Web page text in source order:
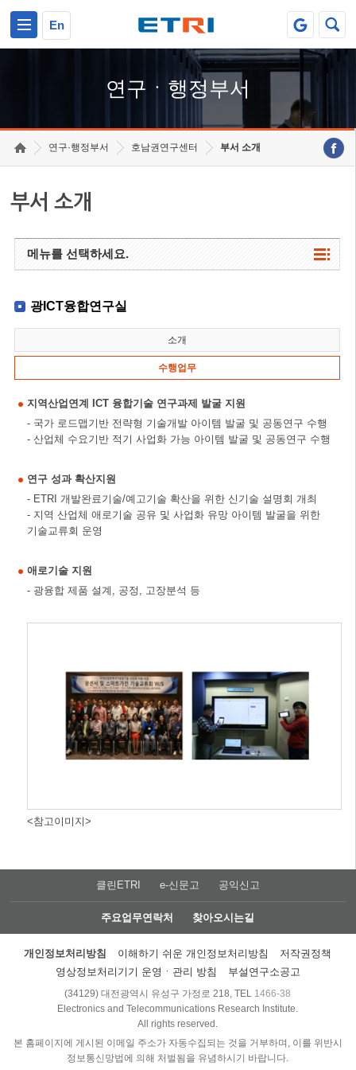
En
연구ㆍ행정부서
연구·행정부서 호남권연구센터 부서 소개
부서 소개
메뉴를 선택하세요.
광ICT융합연구실
소개
수행업무
지역산업연계 ICT 융합기술 연구과제 발굴 지원
- 국가 로드맵기반 전략형 기술개발 아이템 발굴 및 공동연구 수행
- 산업체 수요기반 적기 사업화 가능 아이템 발굴 및 공동연구 수행
연구 성과 확산지원
- ETRI 개발완료기술/예고기술 확산을 위한 신기술 설명회 개최
- 지역 산업체 애로기술 공유 및 사업화 유망 아이템 발굴을 위한
기술교류회 운영
애로기술 지원
- 광융합 제품 설계, 공정, 고장분석 등
<참고이미지>
클린ETRI e-신문고 공익신고
주요업무연락처 찾아오시는길
개인정보처리방침 이해하기 쉬운 개인정보처리방침
저작권정책
영상정보처리기기 운영ㆍ관리 방침
부설연구소공고
(34129) 대전광역시 유성구 가정로 218, TEL 1466-38
Electronics and Telecommunications Research Institute.
All rights reserved.
본 홈페이지에 게시된 이메일 주소가 자동수집되는 것을 거부하며, 이를 위반시
정보통신망법에 의해 처벌됨을 유념하시기 바랍니다.